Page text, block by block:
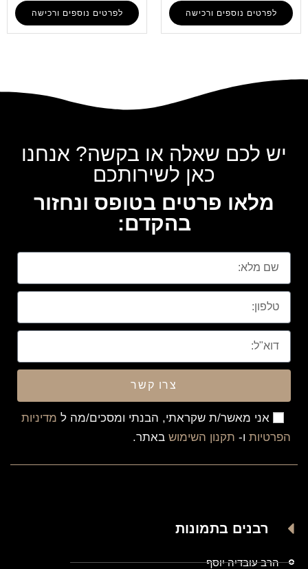
לפרטים נוספים ורכישה לפרטים נוספים ורכישה
יש לכם שאלה או בקשה? אנחנו
כאן לשירותכם
מלאו פרטים בטופס ונחזור
בהקדם:
אני מאשר/ת שקראתי, הבנתי ומסכים/מה ל מדיניות
הפרטיות ו- תקנון השימוש באתר.
צרו קשר
רבנים בתמונות
הרב עובדיה יוסף